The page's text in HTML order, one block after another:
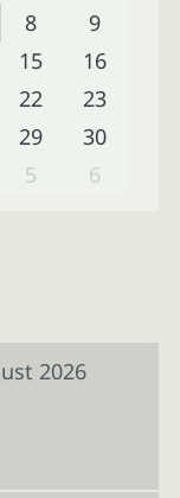
8
9
15
16
22
23
29
30
5 6
2026